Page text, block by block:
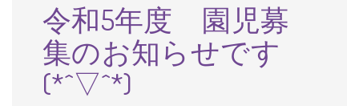
令和5年度 園児募
集のお知らせです
(*^▽^*)